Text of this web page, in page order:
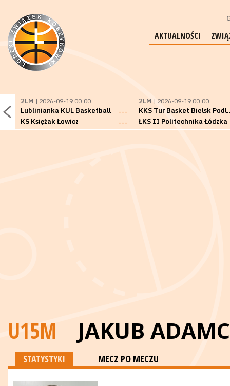
AKTUALNOŚCI
2LM | 2026-09-19 00:00
Lublinianka KUL Basketball
---
KS Księżak Łowicz
---
2LM | 2026-09-19 00:00
KKS Tur
ŁKS II Politechnika Łódzka
U15M JAKUB
STATYSTYKI MECZ PO MECZU